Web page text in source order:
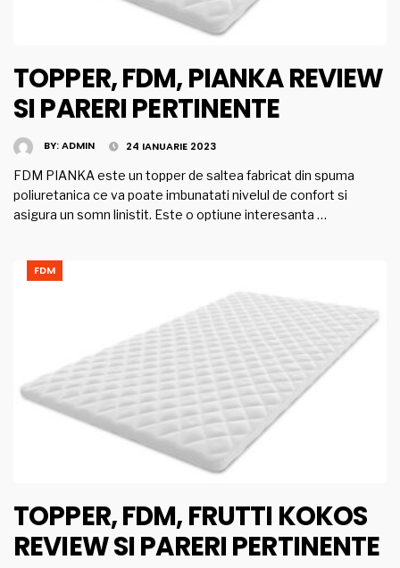
TOPPER, FDM, PIANKA REVIEW
SI PARERI PERTINENTE
BY:ADMIN 24 IANUARIE 2023
FDM PIANKA este un topper de saltea fabricat din spuma
poliuretanica ce va poate imbunatati nivelul de confort si
asigura un somn linistit. Este o optiune interesanta …
FDM
TOPPER, FDM, FRUTTI KOKOS
REVIEW SI PARERI PERTINENTE